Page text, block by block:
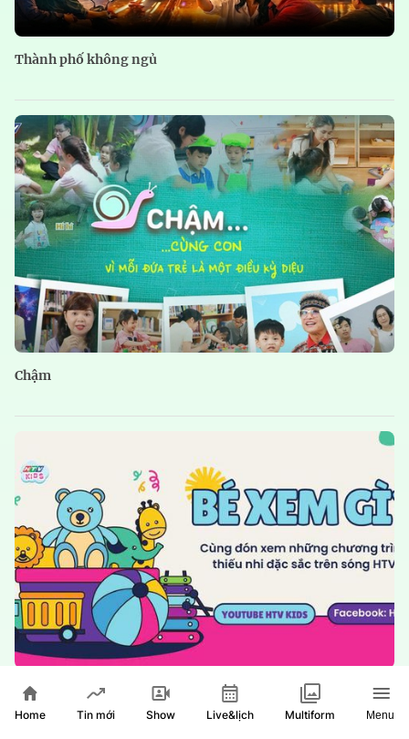
Thành phố không ngủ
Chậm
Bé xem gì
Home Tin mới Show Live&lịch Multiform Menu